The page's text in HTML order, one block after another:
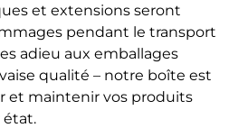
et extensions seront
pendant le transport
adieu aux emballages
qualité – notre boîte est
et maintenir vos produits
état.